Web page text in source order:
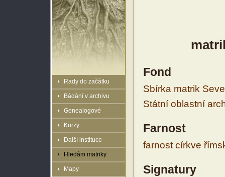
Rady do začátku
Bádání v archivu
Genealogové
Kurzy
Další instituce
Hledám matriky
Mapy
Fond
Sbírka matrik
Státní oblastní
Farnost
farnost církve
Signatury